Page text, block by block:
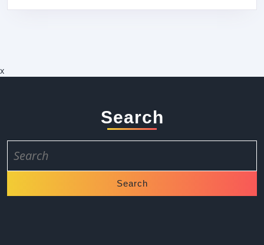
x
Search
for: